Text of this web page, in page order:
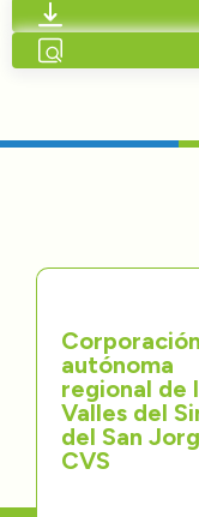
Nosotros
Transparencia
Participa
Trámites y Servicios
Contáctenos
Corporación
autónoma
regional de
Valles del
del San
CVS